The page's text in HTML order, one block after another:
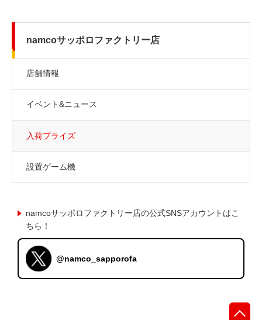
namcoサッポロファクトリー店
店舗情報
イベント&ニュース
入荷プライズ
設置ゲーム機
namcoサッポロファクトリー店の公式SNSアカウントはこ
ちら！
@namco_sapporofa